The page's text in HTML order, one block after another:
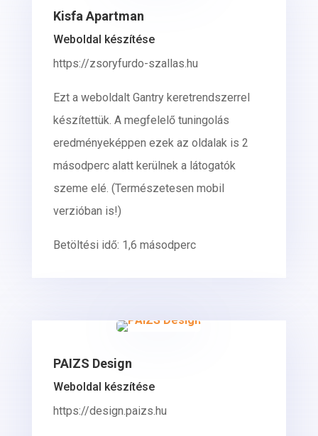
Kisfa Apartman
Weboldal készítése
https://zsoryfurdo-szallas.hu
Ezt a weboldalt Gantry keretrendszerrel
készítettük. A megfelelő tuningolás
eredményeképpen ezek az oldalak is 2
másodperc alatt kerülnek a látogatók
szeme elé. (Természetesen mobil
verzióban is!)
Betöltési idő: 1,6 másodperc
PAIZS Design
Weboldal készítése
https://design.paizs.hu